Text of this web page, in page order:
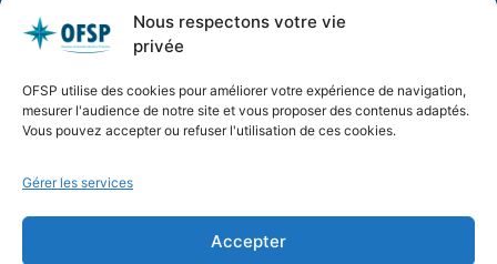
Nous respectons votre vie
privée
OFSP utilise des cookies pour améliorer votre expérience de navigation,
mesurer l'audience de notre site et vous proposer des contenus adaptés.
Vous pouvez accepter ou refuser l'utilisation de ces cookies.
Gérer les services
Accepter
Formation - Gestes et postures
Formation Gestes et Postures - Prévention des TMS
PLAQUETTE DE PRÉSENTATION OFSP
Numéro de déclaration d’activité : 84 01 01924 01 auprès